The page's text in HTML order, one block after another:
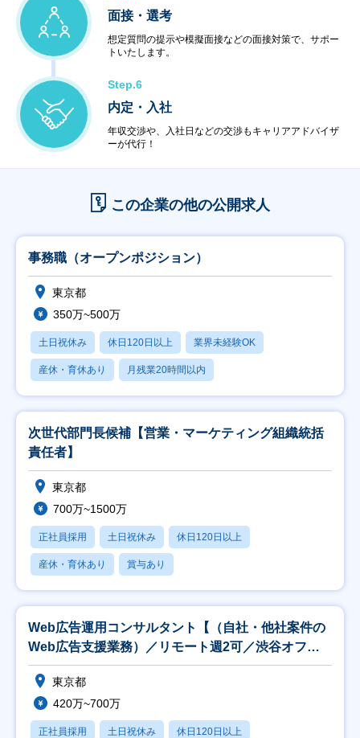
面接・選考
想定質問の提示や模擬面接などの面接対策で、サポー
トいたします。
Step.6
内定・入社
年収交渉や、入社日などの交渉もキャリアアドバイザ
ーが代行！
この企業の他の公開求人
事務職（オープンポジション）
東京都
350万~500万
土日祝休み 休日120日以上 業界未経験OK
産休・育休あり 月残業20時間以内
次世代部門長候補【営業・マーケティング組織統括
責任者】
東京都
700万~1500万
正社員採用 土日祝休み 休日120日以上
産休・育休あり 賞与あり
Web広告運用コンサルタント【（自社・他社案件の
Web広告支援業務）／リモート週2可／渋谷オフィ
ス】
東京都
420万~700万
正社員採用 土日祝休み 休日120日以上